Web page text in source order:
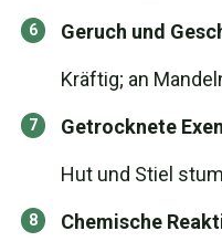
Geruch und
Kräftig; an
Getrocknete
Hut und Stiel
Chemische